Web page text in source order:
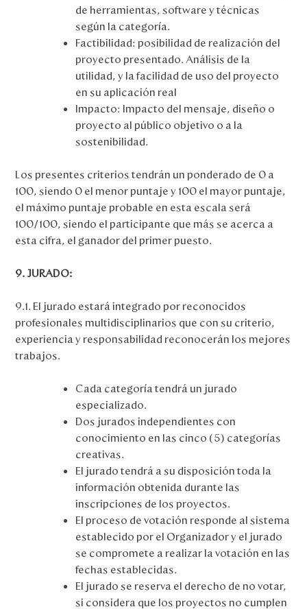
de herramientas, software y técnicas
según la categoría.
Factibilidad: posibilidad de realización del
proyecto presentado. Análisis de la
utilidad, y la facilidad de uso del proyecto
en su aplicación real
Impacto: Impacto del mensaje, diseño o
proyecto al público objetivo o a la
sostenibilidad.
Los presentes criterios tendrán un ponderado de 0 a
100, siendo 0 el menor puntaje y 100 el mayor puntaje,
el máximo puntaje probable en esta escala será
100/100, siendo el participante que más se acerca a
esta cifra, el ganador del primer puesto.
9. JURADO:
9.1. El jurado estará integrado por reconocidos
profesionales multidisciplinarios que con su criterio,
experiencia y responsabilidad reconocerán los mejores
trabajos.
Cada categoría tendrá un jurado
especializado.
Dos jurados independientes con
conocimiento en las cinco (5) categorías
creativas.
El jurado tendrá a su disposición toda la
información obtenida durante las
inscripciones de los proyectos.
El proceso de votación responde al sistema
establecido por el Organizador y el jurado
se compromete a realizar la votación en las
fechas establecidas.
El jurado se reserva el derecho de no votar,
si considera que los proyectos no cumplen